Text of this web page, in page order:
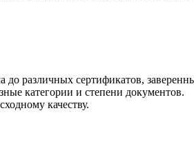
различных сертификатов,
категории и степени документов.
качеству.